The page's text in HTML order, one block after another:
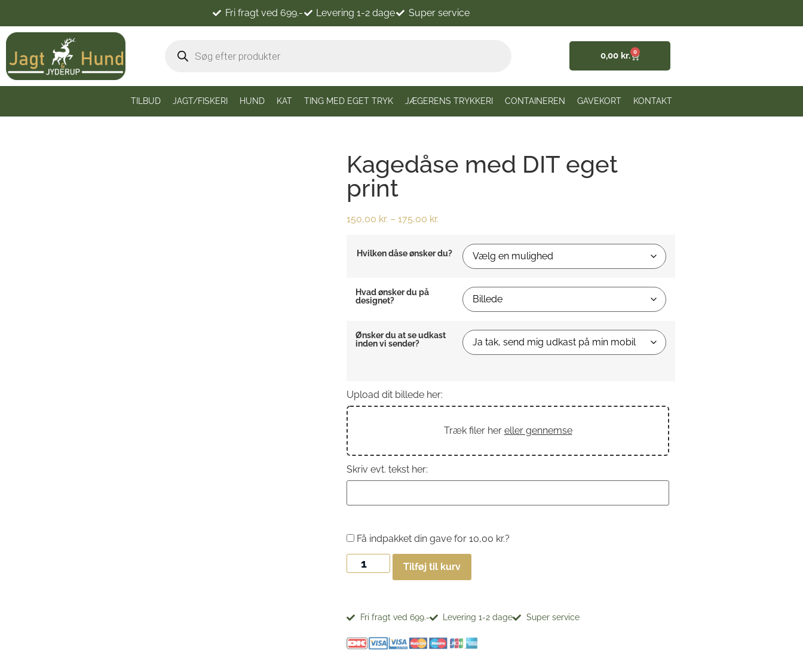
Fri fragt ved 699.- Levering 1-2 dage Super service
0,00 kr. 0
TILBUD JAGT/FISKERI HUND KAT TING MED EGET TRYK JÆGERENS TRYKKERI CONTAINEREN GAVEKORT KONTAKT
Kagedåse med DIT eget
print
150,00 kr. – 175,00 kr.
Hvilken dåse ønsker du?
Hvad ønsker du på
designet?
Ønsker du at se udkast
inden vi sender?
Upload dit billede her:
Træk filer her eller gennemse
Skriv evt. tekst her:
Tilføj til kurv
Få indpakket din gave for 10,00 kr.?
Fri fragt ved 699.- Levering 1-2 dage Super service